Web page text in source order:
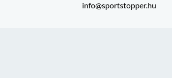
info@sportstopper.hu